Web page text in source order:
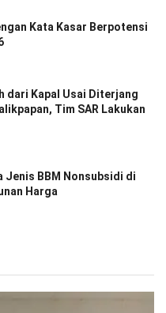
Kata Kasar Berpotensi
dari Kapal Usai Diterjang
Tim SAR Lakukan
Jenis BBM Nonsubsidi di
Harga